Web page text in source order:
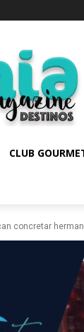
CLUB
concretar